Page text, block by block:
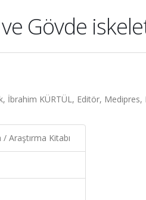
Gövde
İbrahim KÜRTÜL, Editör,
Araştırma Kitabı